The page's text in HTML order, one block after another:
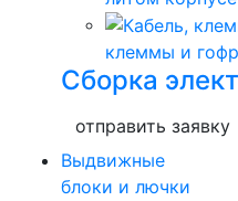
клеммы и
Сборка
отправить заявку
Выдвижные
блоки и лючки